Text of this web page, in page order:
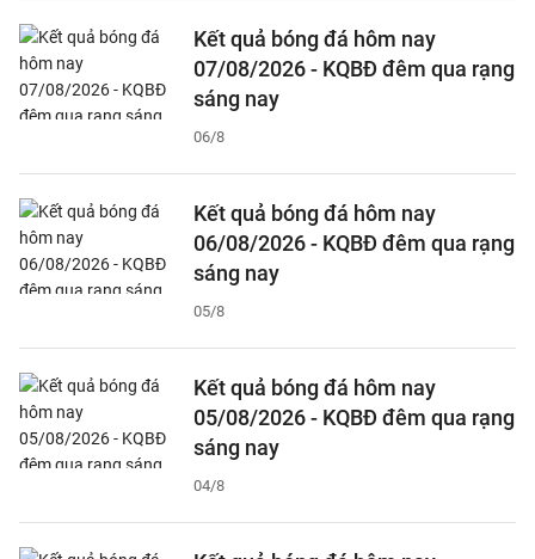
Kết quả bóng đá hôm nay
07/08/2026 - KQBĐ đêm qua rạng
sáng nay
06/8
Kết quả bóng đá hôm nay
06/08/2026 - KQBĐ đêm qua rạng
sáng nay
05/8
Kết quả bóng đá hôm nay
05/08/2026 - KQBĐ đêm qua rạng
sáng nay
04/8